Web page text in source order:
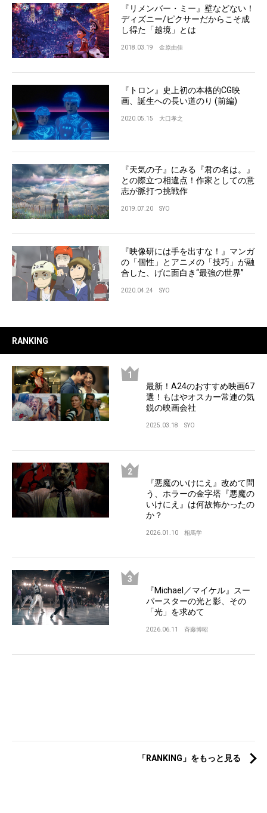
『リメンバー・ミー』壁などない！
ディズニー/ピクサーだからこそ成
し得た「越境」とは
2018.03.19 金原由佳
『トロン』史上初の本格的CG映
画、誕生への長い道のり (前編)
2020.05.15 大口孝之
『天気の子』にみる『君の名は。』
との際立つ相違点！作家としての意
志が脈打つ挑戦作
2019.07.20 SYO
『映像研には手を出すな！』マンガ
の「個性」とアニメの「技巧」が融
合した、げに面白き“最強の世界”
2020.04.24 SYO
RANKING
最新！A24のおすすめ映画67
選！もはやオスカー常連の気
鋭の映画会社
2025.03.18 SYO
『悪魔のいけにえ』改めて問
う、ホラーの金字塔『悪魔の
いけにえ』は何故怖かったの
か？
2026.01.10 相馬学
『Michael／マイケル』スー
パースターの光と影、その
「光」を求めて
2026.06.11 斉藤博昭
「RANKING」をもっと見る